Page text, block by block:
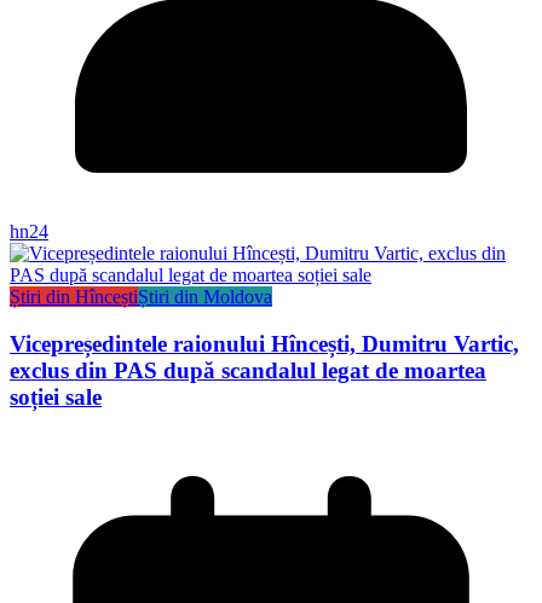
hn24
Știri din HînceștiȘtiri din Moldova
Vicepreședintele raionului Hîncești, Dumitru Vartic,
exclus din PAS după scandalul legat de moartea
soției sale